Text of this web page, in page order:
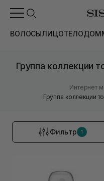
ВОЛОСЫЛИЦОТЕЛОДОМ
Группа коллекции
Интернет
Группа коллекции
Фильтр 1